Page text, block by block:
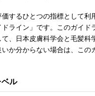
するひとつの指標として
ドライン」です。このガイ
、日本皮膚科学会と毛髪科
か分からない場合は、こ
ベル